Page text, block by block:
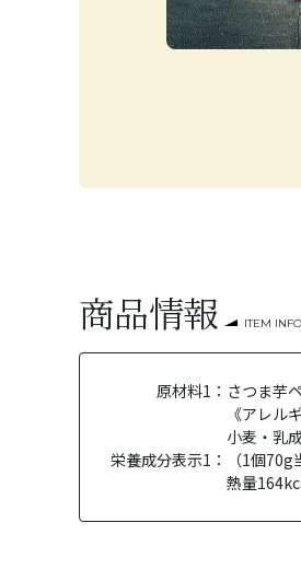
商品情報 ITEM
原材料1： さつま芋
《アレル
小麦・乳
栄養成分表示1：
（1個
熱量